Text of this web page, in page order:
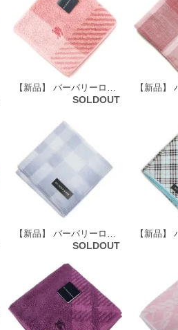
【新品】 バーバリーロンドン BURBERRY LONDON タオルハンカチ 63371
SOLDOUT
【新品】 バーバリーロンドン BURBERRY LONDON ハンカチ（ブロックチェック柄） 71601
SOLDOUT